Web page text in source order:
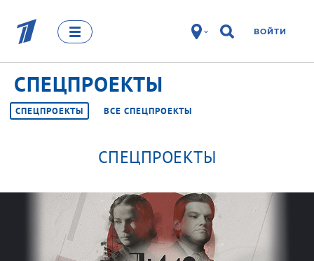
ВОЙТИ
СПЕЦПРОЕКТЫ
СПЕЦПРОЕКТЫ ВСЕ СПЕЦПРОЕКТЫ
СПЕЦПРОЕКТЫ